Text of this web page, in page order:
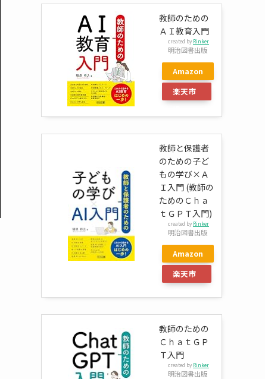
教師のための
ＡＩ教育入門
created by Rinker
明治図書出版
Amazon
楽天市
教師と保護者
のための子ど
もの学び×Ａ
Ｉ入門 (教師の
ためのＣｈａ
ｔＧＰＴ入門)
created by Rinker
明治図書出版
Amazon
楽天市
教師のための
ＣｈａｔＧＰ
Ｔ入門
created by Rinker
明治図書出版